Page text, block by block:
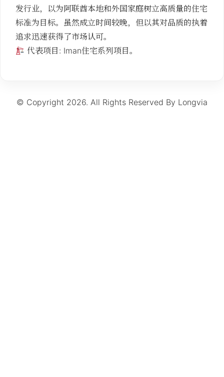
发行业，以为阿联酋本地和外国家庭树立高质量的住宅
标准为目标。虽然成立时间较晚，但以其对品质的执着
追求迅速获得了市场认可。
代表项目: Iman住宅系列项目。
© Copyright 2026. All Rights Reserved By Longvia